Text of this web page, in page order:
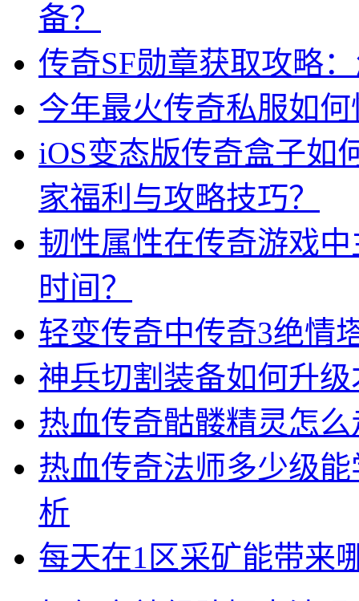
备？
传奇SF勋章获取攻略
今年最火传奇私服如
iOS变态版传奇盒子如
家福利与攻略技巧？
韧性属性在传奇游戏
时间？
轻变传奇中传奇3绝情
神兵切割装备如何升
热血传奇骷髅精灵怎
热血传奇法师多少级
析
每天在1区采矿能带来